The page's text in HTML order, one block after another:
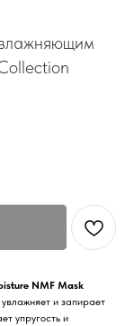
NMF Mask
и запирает
упругость и